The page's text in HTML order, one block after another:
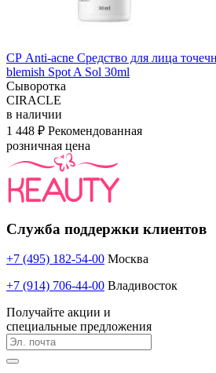
СР Anti-acne Средство для лица
blemish Spot A Sol 30ml
Сыворотка
CIRACLE
в наличии
1 448 ₽ Рекомендованная
розничная цена
Служба поддержки клиентов
+7 (495) 182-54-00 Москва
+7 (914) 706-44-00 Владивосток
Получайте акции и
специальные предложения